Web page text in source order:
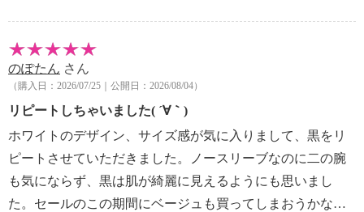
のぽたん さん
（購入日：2026/07/25｜公開日：2026/08/04）
リピートしちゃいました( ´∀｀)
ホワイトのデザイン、サイズ感が気に入りまして、黒をリ
ピートさせていただきました。ノースリーブなのに二の腕
も気にならず、黒は肌が綺麗に見えるようにも思いまし
た。セールのこの期間にベージュも買ってしまおうかな…